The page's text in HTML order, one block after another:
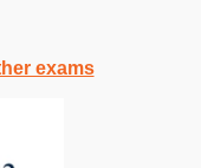
exams